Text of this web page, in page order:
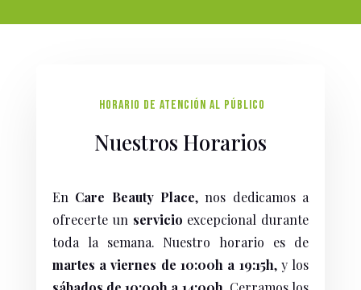
HORARIO DE ATENCIÓN AL PÚBLICO
Nuestros Horarios
En Care Beauty Place, nos dedicamos a
ofrecerte un servicio excepcional durante
toda la semana. Nuestro horario es de
martes a viernes de 10:00h a 19:15h, y los